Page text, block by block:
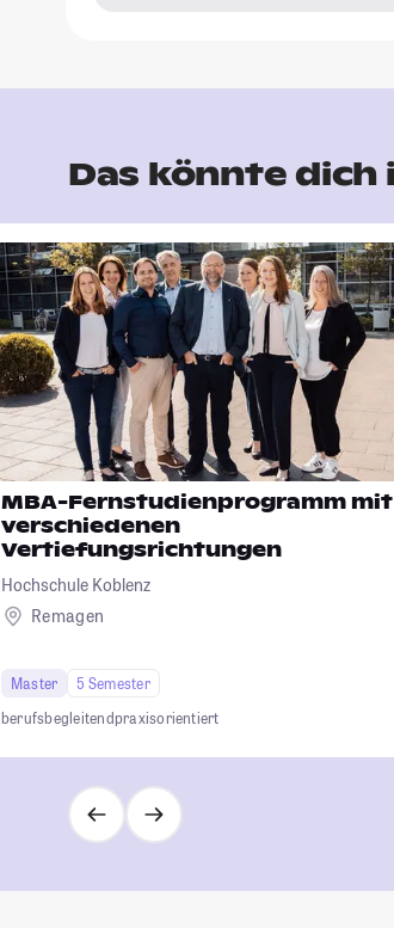
Das könnte
MBA-Fernstudienprogramm mit
verschiedenen
Vertiefungsrichtungen
Hochschule Koblenz
Remagen
Master
5 Semester
berufsbegleitendpraxisorientiert